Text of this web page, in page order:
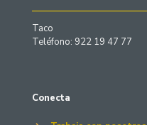
Taco
Teléfono: 922 19 47 77
Conecta